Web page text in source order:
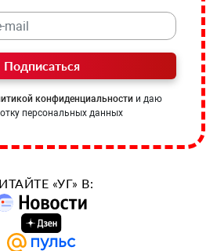
Подписаться
конфиденциальности и даю
персональных данных
«УГ» В: